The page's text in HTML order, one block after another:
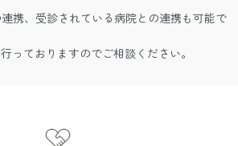
携、受診されている病院との連携も可能で
っておりますのでご相談ください。